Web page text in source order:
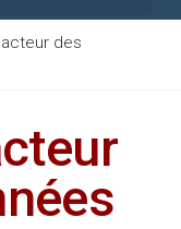
des